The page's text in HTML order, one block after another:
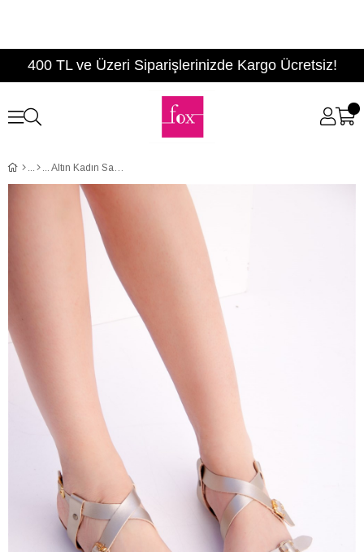
400 TL ve Üzeri Siparişlerinizde Kargo Ücretsiz!
Altın Kadın Sandalet D942764409